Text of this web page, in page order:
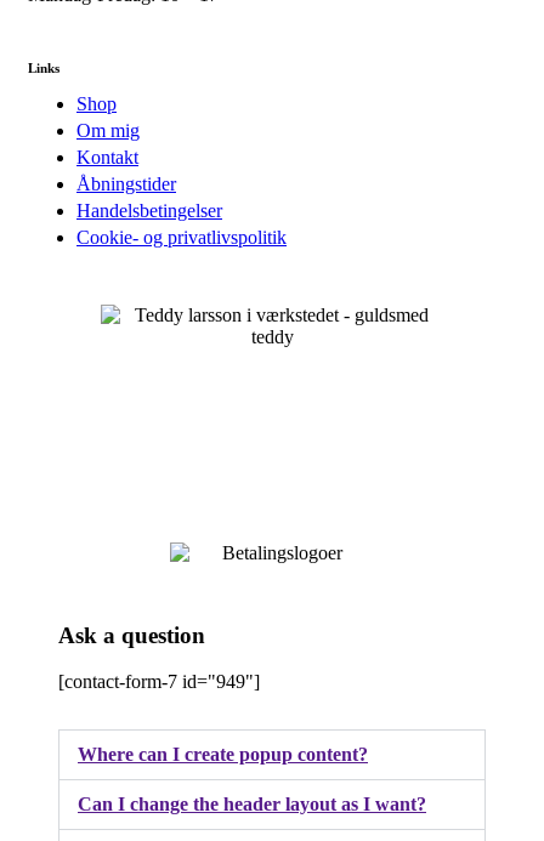
Links
Shop
Om mig
Kontakt
Åbningstider
Handelsbetingelser
Cookie- og privatlivspolitik
Ask a question
[contact-form-7 id="949"]
Where can I create popup content?
Can I change the header layout as I want?